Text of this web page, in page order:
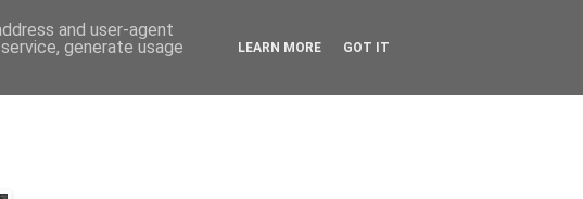
and user-agent
generate usage
LEARN MORE GOT IT